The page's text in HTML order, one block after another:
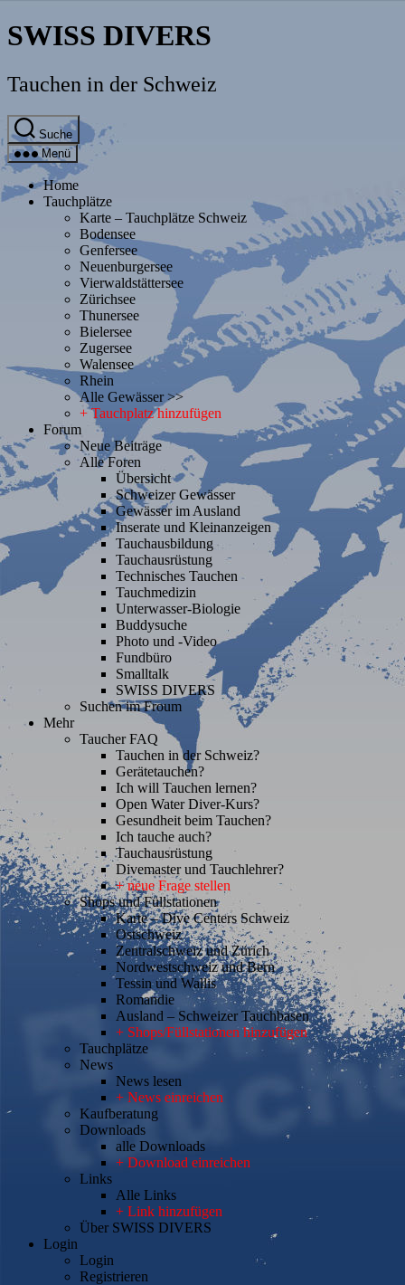
Direkt
zum
wechseln
SWISS DIVERS
Tauchen in der Schweiz
Suche
Menü
Home
Tauchplätze
Karte – Tauchplätze Schweiz
Bodensee
Genfersee
Neuenburgersee
Vierwaldstättersee
Zürichsee
Thunersee
Bielersee
Zugersee
Walensee
Rhein
Alle Gewässer >>
+ Tauchplatz hinzufügen
Forum
Neue Beiträge
Alle Foren
Übersicht
Schweizer Gewässer
Gewässer im Ausland
Inserate und Kleinanzeigen
Tauchausbildung
Tauchausrüstung
Technisches Tauchen
Tauchmedizin
Unterwasser-Biologie
Buddysuche
Photo und -Video
Fundbüro
Smalltalk
SWISS DIVERS
Suchen im Froum
Mehr
Taucher FAQ
Tauchen in der Schweiz?
Gerätetauchen?
Ich will Tauchen lernen?
Open Water Diver-Kurs?
Gesundheit beim Tauchen?
Ich tauche auch?
Tauchausrüstung
Divemaster und Tauchlehrer?
+ neue Frage stellen
Shops und Füllstationen
Karte – Dive Centers Schweiz
Ostschweiz
Zentralschweiz und Zürich
Nordwestschweiz und Bern
Tessin und Wallis
Romandie
Ausland – Schweizer Tauchbasen
+ Shops/Füllstationen hinzufügen
Tauchplätze
News
News lesen
+ News einreichen
Kaufberatung
Downloads
alle Downloads
+ Download einreichen
Links
Alle Links
+ Link hinzufügen
Über SWISS DIVERS
Login
Login
Registrieren